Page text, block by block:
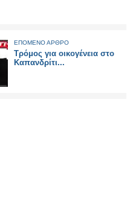
ΕΠΟΜΕΝΟ ΑΡΘΡΟ
Τρόμος για οικογένεια στο
Καπανδρίτι...